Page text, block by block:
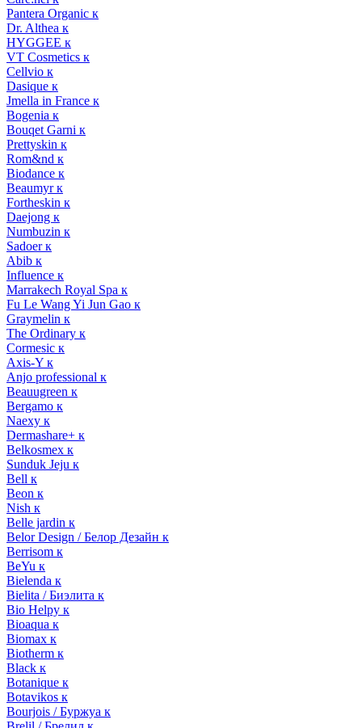
Pantera Organic к
Dr. Althea к
HYGGEE к
VT Cosmetics к
Cellvio к
Dasique к
Jmella in France к
Bogenia к
Bouqet Garni к
Prettyskin к
Rom&nd к
Biodance к
Beaumyr к
Fortheskin к
Daejong к
Numbuzin к
Sadoer к
Abib к
Influence к
Marrakech Royal Spa к
Fu Le Wang Yi Jun Gao к
Graymelin к
The Ordinary к
Cormesic к
Axis-Y к
Anjo professional к
Beauugreen к
Bergamo к
Naexy к
Dermashare+ к
Belkosmex к
Sunduk Jeju к
Bell к
Beon к
Nish к
Belle jardin к
Belor Design / Белор Дезайн к
Berrisom к
BeYu к
Bielenda к
Bielita / Биэлита к
Bio Helpy к
Bioaqua к
Biomax к
Biotherm к
Black к
Botanique к
Botavikos к
Bourjois / Буржуа к